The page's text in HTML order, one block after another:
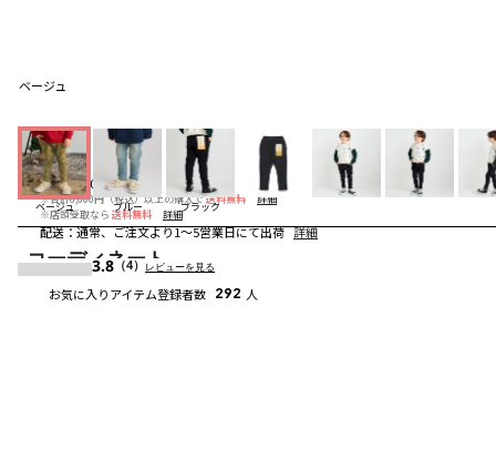
ベージュ
ベージュ ブルー ブラック
コーディネート
送料：660円
※合計6,600円（税込）以上の購入で送料無料
詳細
※店頭受取なら 送料無料 詳細
配送：通常、ご注文より1～5営業日にて出荷 詳細
3.8（4）レビューを見る
お気に入りアイテム登録者数 292 人